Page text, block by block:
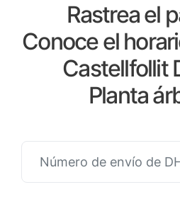
Rastrea el
Conoce el
Castellfollit
Planta